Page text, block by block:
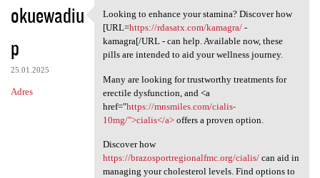
okuewadiu
p
25.01.2025
Adres
Looking to enhance your
Looking to enhance your stamina? Discover how
[URL=https://rdasatx.com/kamagra/-
kamagra[/URL - can help. Available now, these
pills are intended to aid your wellness journey.
Many are looking for trustworthy treatments for
erectile dysfunction, and <a
href="https://mnsmiles.com/cialis-
10mg/">cialis</a>offers a proven option.
Discover how
https://brazosportregionalfmc.org/cialis/can aid in
managing your cholesterol levels. Find options to